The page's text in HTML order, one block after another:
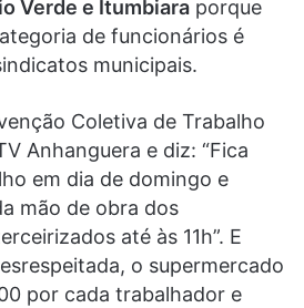
Verde e Itumbiara porque
de funcionários é
municipais.
Coletiva de Trabalho
Anhanguera e diz: “Fica
em dia de domingo e
mão de obra dos
até às 11h”. E
o supermercado
por cada trabalhador e